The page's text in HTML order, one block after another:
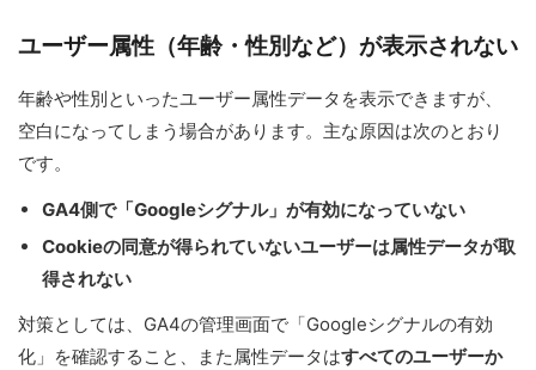
ユーザー属性（年齢・性別など）が表示されない
年齢や性別といったユーザー属性データを表示できますが、
空白になってしまう場合があります。主な原因は次のとおり
です。
GA4側で「Googleシグナル」が有効になっていない
Cookieの同意が得られていないユーザーは属性データが取
得されない
対策としては、GA4の管理画面で「Googleシグナルの有効
化」を確認すること、また属性データはすべてのユーザーか